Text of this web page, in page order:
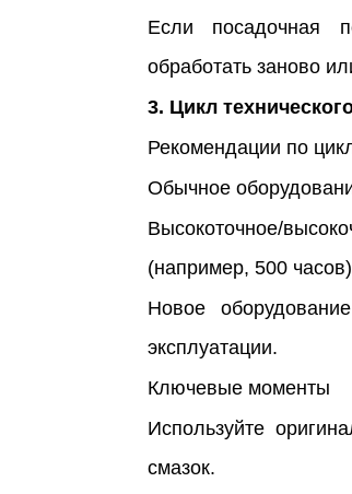
Если посадочная
обработать заново
3. Цикл
Рекомендации по
Обычное
Высокоточное/
(например, 500
Новое
эксплуатации.
Ключевые моменты
Используйте
смазок.